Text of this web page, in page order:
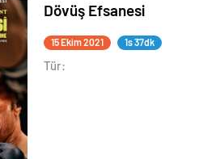
Dövüş Efsanesi
15 Ekim 2021 1s 37dk
Tür: